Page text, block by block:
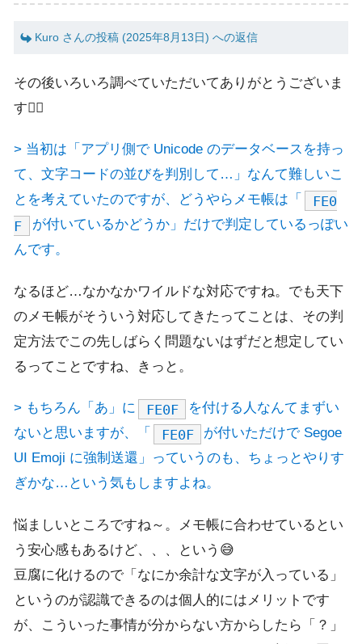
Kuro さんの投稿 (2025年8月13日) への返信
その後いろいろ調べていただいてありがとうございま
す🙇‍♂️
> 当初は「アプリ側で Unicode のデータベースを持っ
て、文字コードの並びを判別して…」なんて難しいこ
とを考えていたのですが、どうやらメモ帳は「
FE0
F
が付いているかどうか」だけで判定しているっぽい
んです。
なるほど…なかなかワイルドな対応ですね。でも天下
のメモ帳がそういう対応してきたってことは、その判
定方法でこの先しばらく問題ないはずだと想定してい
るってことですね、きっと。
> もちろん「あ」に FE0F
を付ける人なんてまずい
ないと思いますが、「
FE0F
が付いただけで Segoe
UI Emoji に強制送還」っていうのも、ちょっとやりす
ぎかな…という気もしますよね。
悩ましいところですね～。メモ帳に合わせているとい
う安心感もあるけど、、、という😅
豆腐に化けるので「なにか余計な文字が入っている」
というのが認識できるのは個人的にはメリットです
が、こういった事情が分からない方からしたら「？」